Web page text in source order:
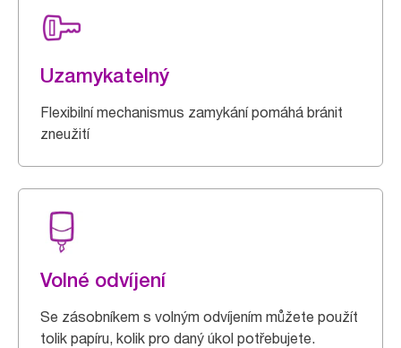
Uzamykatelný
Flexibilní mechanismus zamykání pomáhá bránit
zneužití
Volné odvíjení
Se zásobníkem s volným odvíjením můžete použít
tolik papíru, kolik pro daný úkol potřebujete.